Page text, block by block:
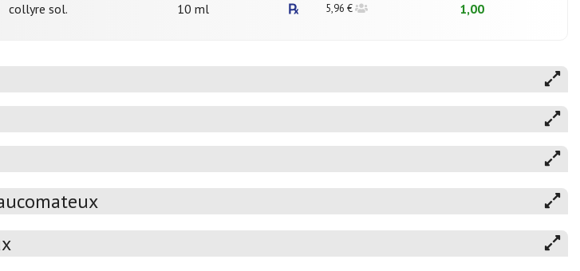
collyre sol. 10 ml 5,96 € 1,00